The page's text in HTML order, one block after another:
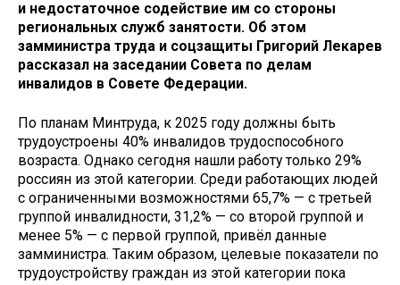
и недостаточное содействие им со стороны
региональных служб занятости. Об этом
замминистра труда и соцзащиты Григорий Лекарев
рассказал на заседании Совета по делам
инвалидов в Совете Федерации.
По планам Минтруда, к 2025 году должны быть
трудоустроены 40% инвалидов трудоспособного
возраста. Однако сегодня нашли работу только 29%
россиян из этой категории. Среди работающих людей
с ограниченными возможностями 65,7% — с третьей
группой инвалидности, 31,2% — со второй группой и
менее 5% — с первой группой, привёл данные
замминистра. Таким образом, целевые показатели по
трудоустройству граждан из этой категории пока